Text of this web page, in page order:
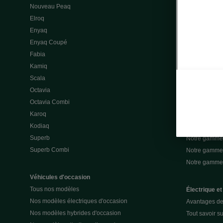
Nouveau Peaq
Elroq
Enyaq
Enyaq Coupé
Fabia
Kamiq
Scala
Octavia
Octavia Combi
Karoq
Kodiaq
Superb
Superb Combi
Véhicules d'occasion
Tous nos modèles
Nos modèles électriques d'occasion
Nos modèles hybrides d'occasion
Offres
Location
Découvrir
Nos offres
Nos offres
Notre
Notre
Notre
Notre
Notre
Notre
Électrique
Avantages
Tout savoir